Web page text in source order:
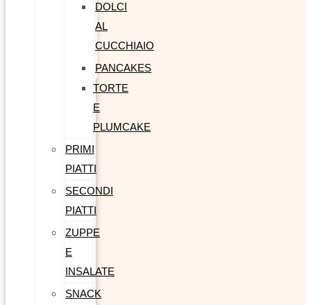
DOLCI
AL
CUCCHIAIO
PANCAKES
TORTE
E
PLUMCAKE
PRIMI
PIATTI
SECONDI
PIATTI
ZUPPE
E
INSALATE
SNACK